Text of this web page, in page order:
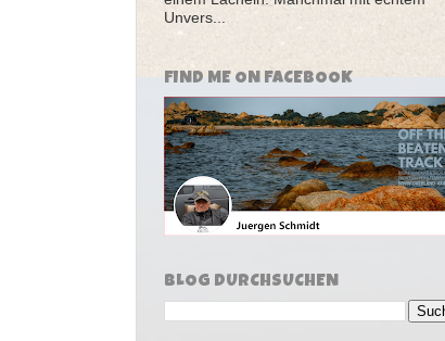
Unvers...
FIND ME ON FACEBOOK
BLOG DURCHSUCHEN